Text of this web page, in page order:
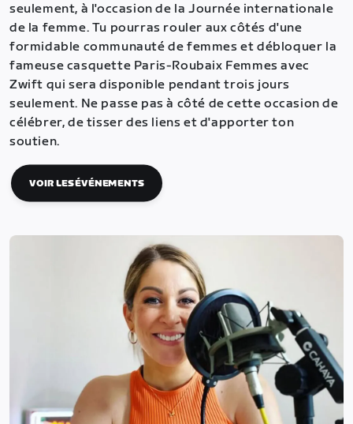
seulement, à l'occasion de la Journée internationale
de la femme. Tu pourras rouler aux côtés d'une
formidable communauté de femmes et débloquer la
fameuse casquette Paris-Roubaix Femmes avec
Zwift qui sera disponible pendant trois jours
seulement. Ne passe pas à côté de cette occasion de
célébrer, de tisser des liens et d'apporter ton
soutien.
VOIR LES ÉVÉNEMENTS